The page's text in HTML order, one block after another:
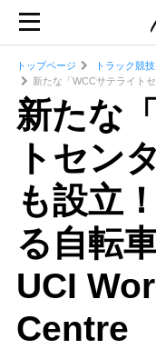
トップページ
トラック競技
新たな「WCCサテライト
新たな
トセン
も設立
る自転
UCI
Centre